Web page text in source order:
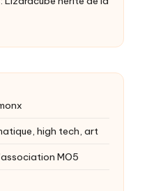
high tech, art
MO5